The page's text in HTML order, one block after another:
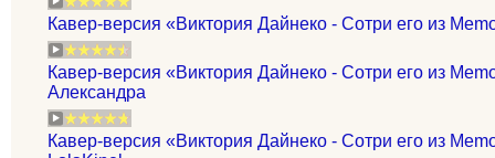
Кавер-версия «Виктория Дайнеко - Сотри его из
Кавер-версия «Виктория Дайнеко - Сотри его из
Александра
Кавер-версия «Виктория Дайнеко - Сотри его из